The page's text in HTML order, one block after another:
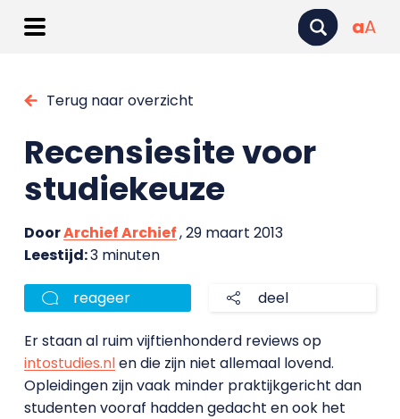
aA
Terug naar overzicht
Recensiesite voor
studiekeuze
DoorArchief Archief, 29 maart 2013
Leestijd:3 minuten
reageer deel
Er staan al ruim vijftienhonderd reviews op
intostudies.nlen die zijn niet allemaal lovend.
Opleidingen zijn vaak minder praktijkgericht dan
studenten vooraf hadden gedacht en ook het